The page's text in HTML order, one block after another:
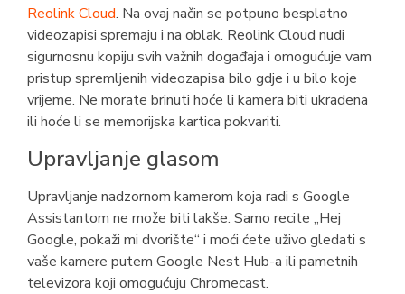
Reolink Cloud. Na ovaj način se potpuno besplatno
videozapisi spremaju i na oblak. Reolink Cloud nudi
sigurnosnu kopiju svih važnih događaja i omogućuje vam
pristup spremljenih videozapisa bilo gdje i u bilo koje
vrijeme. Ne morate brinuti hoće li kamera biti ukradena
ili hoće li se memorijska kartica pokvariti.
Upravljanje glasom
Upravljanje nadzornom kamerom koja radi s Google
Assistantom ne može biti lakše. Samo recite „Hej
Google, pokaži mi dvorište“ i moći ćete uživo gledati s
vaše kamere putem Google Nest Hub-a ili pametnih
televizora koji omogućuju Chromecast.